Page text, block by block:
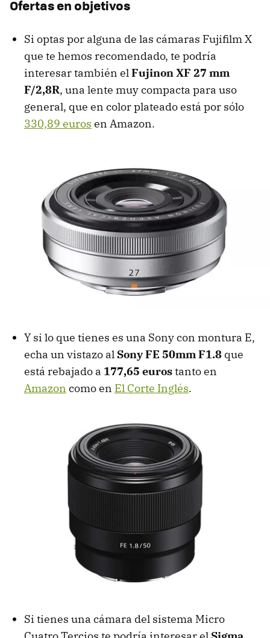
Ofertas en objetivos
Si optas por alguna de las cámaras Fujifilm X
que te hemos recomendado, te podría
interesar también elFujinon XF 27 mm
F/2,8R, una lente muy compacta para uso
general, que en color plateado está por sólo
330,89 euros en Amazon.
Y si lo que tienes es una Sony con montura E,
echa un vistazo al Sony FE 50mm F1.8 que
está rebajado a 177,65 eurostanto en
Amazon como en El Corte Inglés.
Si tienes una cámara del sistema Micro